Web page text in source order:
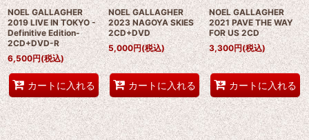
NOEL GALLAGHER
2019 LIVE IN TOKYO -
Definitive Edition-
2CD+DVD-R
6,500円(税込)
カートに入れる
NOEL GALLAGHER
2023 NAGOYA SKIES
2CD+DVD
5,000円(税込)
カートに入れる
NOEL GALLAGHER
2021 PAVE THE WAY
FOR US 2CD
3,300円(税込)
カートに入れる